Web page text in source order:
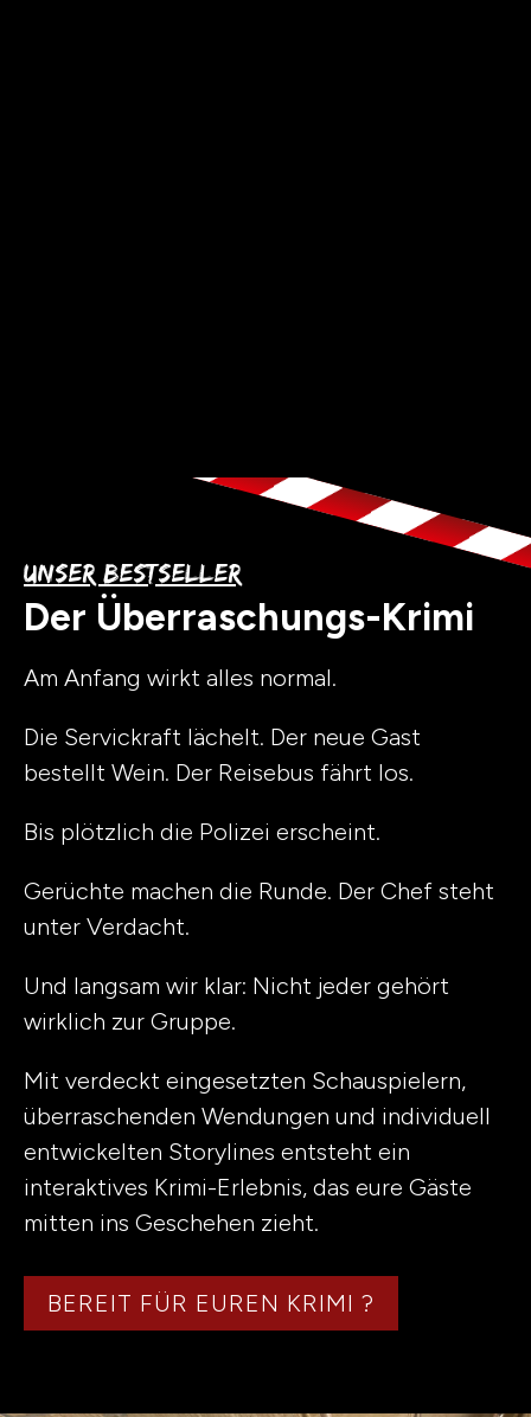
Unser Bestseller
Der Überraschungs-Krimi
Am Anfang wirkt alles normal.
Die Servickraft lächelt. Der neue Gast
bestellt Wein. Der Reisebus fährt los.
Bis plötzlich die Polizei erscheint.
Gerüchte machen die Runde. Der Chef steht
unter Verdacht.
Und langsam wir klar: Nicht jeder gehört
wirklich zur Gruppe.
Mit verdeckt eingesetzten Schauspielern,
überraschenden Wendungen und individuell
entwickelten Storylines entsteht ein
interaktives Krimi-Erlebnis, das eure Gäste
mitten ins Geschehen zieht.
BEREIT FÜR EUREN KRIMI ?